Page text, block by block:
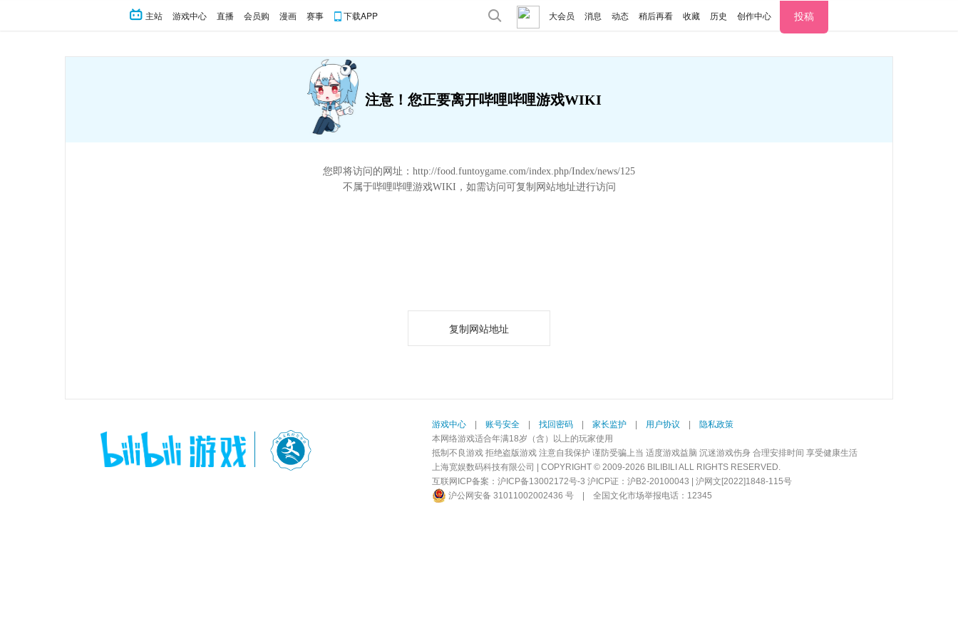
主站 游戏中心 直播 会员购 漫画 赛事 下载APP 大会员 消息 动态 稍后再看 收藏 历史 创作中心 投稿
注意！您正要离开哔哩哔哩游戏WIKI
您即将访问的网址： http://food.funtoygame.com/index.php/Index/news/125
不属于哔哩哔哩游戏WIKI，如需访问可复制网站地址进行访问
复制网站地址
游戏中心 账号安全 找回密码 家长监护 用户协议
隐私政策
本网络游戏适合年满18岁（含）以上的玩家使用
抵制不良游戏 拒绝盗版游戏 注意自我保护 谨防受骗上当 适度游戏益脑 沉迷游戏伤身 合理安排时间 享受健康生活
上海宽娱数码科技有限公司 | COPYRIGHT © 2009-2026 BILIBILI ALL RIGHTS RESERVED.
互联网ICP备案： 沪ICP备13002172号-3 沪ICP证：沪B2-20100043 | 沪网文[2022]1848-115号
沪公网安备 31011002002436 号
全国文化市场举报电话：12345